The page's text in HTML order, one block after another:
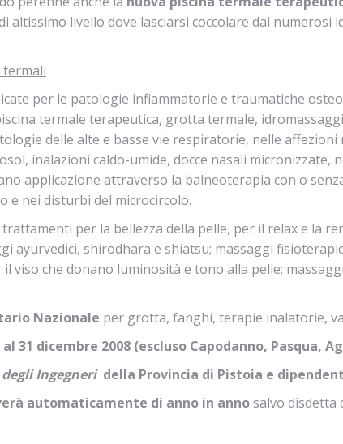
altissimo livello dove lasciarsi coccolare dai numerosi
termali
per le patologie infiammatorie e traumatiche
termale terapeutica, grotta termale,
delle alte e basse vie respiratorie, nelle
inalazioni caldo-umide, docce nasali micronizzate,
applicazione attraverso la balneoterapia con o
e nei disturbi del microcircolo.
per la bellezza della pelle, per il relax e la
ayurvedici, shirodhara e shiatsu; massaggi
viso che donano luminosità e tono alla pelle;
Nazionale per grotta, fanghi, terapie inalatorie,
al 31 dicembre 2008 (escluso Capodanno, Pasqua,
Ingegneri della Provincia di Pistoia e
automaticamente di anno in annosalvo disdetta